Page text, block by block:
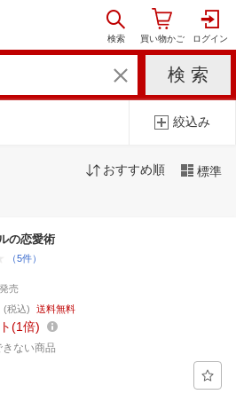
絞込み
おすすめ順 標準
の恋愛術
（5件）
売
(税込) 送料無料
1倍
きない商品